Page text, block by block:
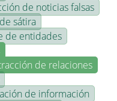
de noticias falsas
sátira
de entidades
de relaciones
de información